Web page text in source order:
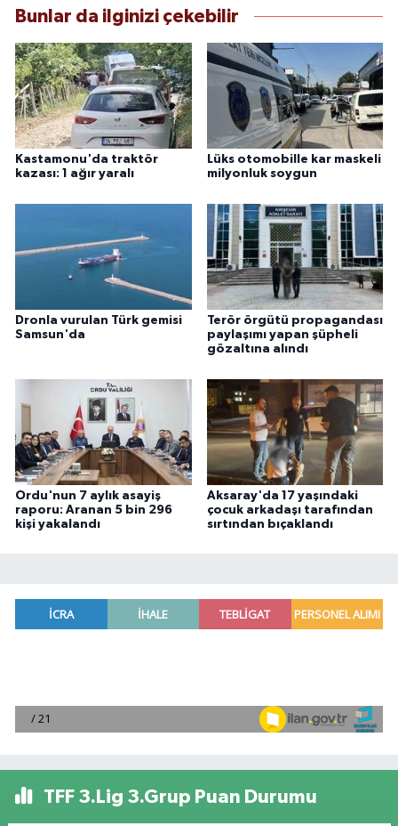
Bunlar da ilginizi çekebilir
Kastamonu'da traktör
kazası: 1 ağır yaralı
Lüks otomobille kar maskeli
milyonluk soygun
Dronla vurulan Türk gemisi
Samsun'da
Terör örgütü propagandası
paylaşımı yapan şüpheli
gözaltına alındı
Ordu'nun 7 aylık asayiş
raporu: Aranan 5 bin 296
kişi yakalandı
Aksaray'da 17 yaşındaki
çocuk arkadaşı tarafından
sırtından bıçaklandı
TFF 3.Lig 3.Grup Puan Durumu